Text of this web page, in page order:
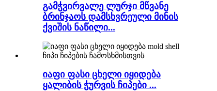
გამჭვირვალე ლურჯი მწვანე
ბრინჯაოს დამსხვრეული მინის
ქვიშის ნაწილი...
იაფი ფასი ცხელი იყიდება
ყალიბის ჭურვის ჩიპები ...